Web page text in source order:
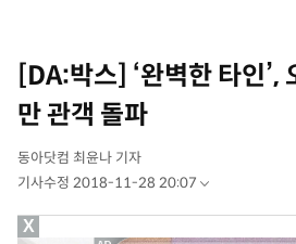
[DA:박스] ‘완벽한 타인
만 관객 돌파
동아닷컴 최윤나 기자
기사수정 2018-11-28 20:07
X